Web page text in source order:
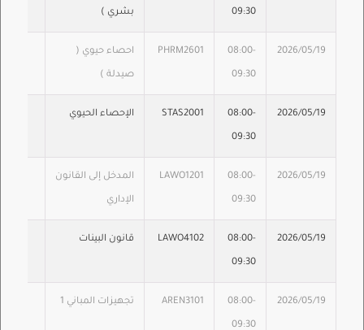
09:30 بشري )
2026/05/19
08:00-
09:30
PHRM2601 احصاء حيوي (
صيدلة )
2026/05/19
08:00-
09:30
STAS2001 الإحصاء الحيوي
2026/05/19
08:00-
09:30
LAWO1201 المدخل إلى القانون
الإداري
2026/05/19
08:00-
09:30
LAWO4102 قانون البينات
2026/05/19
08:00-
09:30
AREN3101 تجهيزات المباني 1